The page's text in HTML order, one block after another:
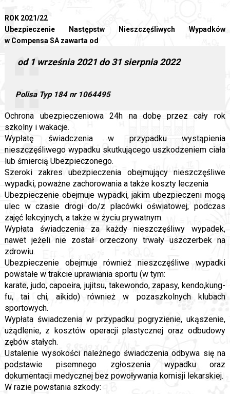
ROK 2021/22
Ubezpieczenie Następstw Nieszczęśliwych Wypadków
w Compensa SA zawarta od
od 1 września 2021 do 31 sierpnia 2022
Polisa Typ 184 nr 1064495
Ochrona ubezpieczeniowa 24h na dobę przez cały rok
szkolny i wakacje.
Wypłatę świadczenia w przypadku wystąpienia
nieszczęśliwego wypadku skutkującego uszkodzeniem ciała
lub śmiercią Ubezpieczonego.
Szeroki zakres ubezpieczenia obejmujący nieszczęśliwe
wypadki, poważne zachorowania a także koszty leczenia
Ubezpieczenie obejmuje wypadki, jakim ubezpieczeni mogą
ulec w czasie drogi do/z placówki oświatowej, podczas
zajęć lekcyjnych, a także w życiu prywatnym.
Wypłata świadczenia za każdy nieszczęśliwy wypadek,
nawet jeżeli nie został orzeczony trwały uszczerbek na
zdrowiu.
Ubezpieczenie obejmuje również nieszczęśliwe wypadki
powstałe w trakcie uprawiania sportu (w tym:
karate, judo, capoeira, jujitsu, takewondo, zapasy, kendo,kung-
fu, tai chi, aikido) również w pozaszkolnych klubach
sportowych.
Wypłata świadczenia w przypadku pogryzienie, ukąszenie,
użądlenie, z kosztów operacji plastycznej oraz odbudowy
zębów stałych.
Ustalenie wysokości należnego świadczenia odbywa się na
podstawie pisemnego zgłoszenia wypadku oraz
dokumentacji medycznej bez powoływania komisji lekarskiej.
W razie powstania szkody: